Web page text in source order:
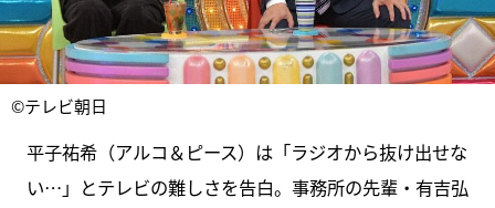
©テレビ朝日
平子祐希（アルコ＆ピース）は「ラジオから抜け出せな
い…」とテレビの難しさを告白。事務所の先輩・有吉弘